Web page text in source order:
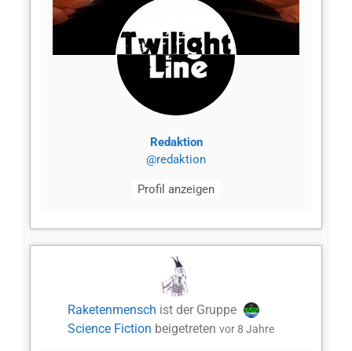
Redaktion
@redaktion
Profil anzeigen
Raketenmensch ist der Gruppe
Science Fiction beigetretenvor 8 Jahre